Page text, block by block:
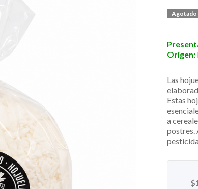
Agotado
Origen:
Las
Estas
a
postres.
$